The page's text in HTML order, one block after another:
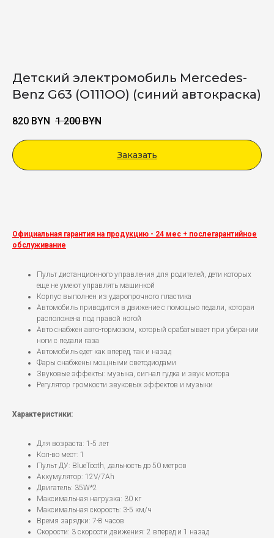
Детский электромобиль Mercedes-
Benz G63 (O111OO) (синий автокраска)
820 BYN 1 200 BYN
Заказать
Официальная гарантия на продукцию - 24 мес + послегарантийное
обслуживание
Пульт дистанционного управления для родителей, дети которых
еще не умеют управлять машинкой
Корпус выполнен из ударопрочного пластика
Автомобиль приводится в движение с помощью педали, которая
расположена под правой ногой
Авто снабжен авто-тормозом, который срабатывает при убирании
ноги с педали газа
Автомобиль едет как вперед, так и назад
Фары снабжены мощными светодиодами
Звуковые эффекты: музыка, сигнал гудка и звук мотора
Регулятор громкости звуковых эффектов и музыки
Характеристики:
Для возраста: 1-5 лет
Кол-во мест: 1
Пульт ДУ: BlueTooth, дальность до 50 метров
Аккумулятор: 12V/7Ah
Двигатель: 35W*2
Максимальная нагрузка: 30 кг
Максимальная скорость: 3-5 км/ч
Время зарядки: 7-8 часов
Скорости: 3 скорости движения: 2 вперед и 1 назад